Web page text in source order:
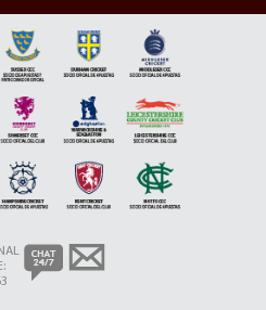
recibirá 25.000 dólares.